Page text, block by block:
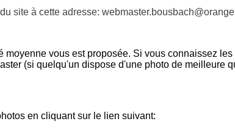
site à cette adresse:
moyenne vous est proposée. Si vous connaissez
(si quelqu'un dispose d'une photo de meilleure
en cliquant sur le lien suivant: